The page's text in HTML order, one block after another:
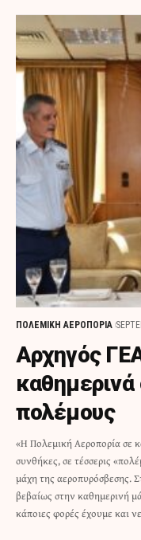
ΠΟΛΕΜΙΚΗ ΑΕΡΟΠΟΡΙΑ
Αρχηγός
καθημερινά
πολέμους
«Η Πολεμική Αεροπορία σε
συνθήκες, σε τέσσερις
μάχη της αεροπυρόσβεσης.
βεβαίως στην καθημερινή
κάποιες φορές έχουμε και